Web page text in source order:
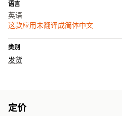
语言
英语
这款应用未翻译成简体中文
类别
发货
定价